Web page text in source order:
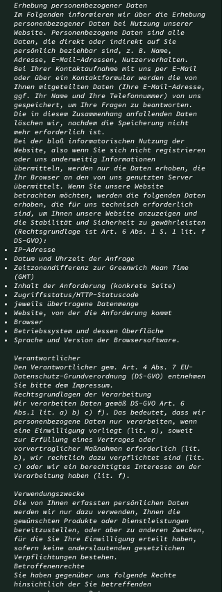
Erhebung personenbezogener Daten
Im Folgenden informieren wir über die Erhebung
personenbezogener Daten bei Nutzung unserer
Website. Personenbezogene Daten sind alle
Daten, die direkt oder indirekt auf Sie
persönlich beziehbar sind, z. B. Name,
Adresse, E-Mail-Adressen, Nutzerverhalten.
Bei Ihrer Kontaktaufnahme mit uns per E-Mail
oder über ein Kontaktformular werden die von
Ihnen mitgeteilten Daten (Ihre E-Mail-Adresse,
ggf. Ihr Name und Ihre Telefonnummer) von uns
gespeichert, um Ihre Fragen zu beantworten.
Die in diesem Zusammenhang anfallenden Daten
löschen wir, nachdem die Speicherung nicht
mehr erforderlich ist.
Bei der bloß informatorischen Nutzung der
Website, also wenn Sie sich nicht registrieren
oder uns anderweitig Informationen
übermitteln, werden nur die Daten erhoben, die
Ihr Browser an den von uns genutzten Server
übermittelt. Wenn Sie unsere Website
betrachten möchten, werden die folgenden Daten
erhoben, die für uns technisch erforderlich
sind, um Ihnen unsere Website anzuzeigen und
die Stabilität und Sicherheit zu gewährleisten
(Rechtsgrundlage ist Art. 6 Abs. 1 S. 1 lit. f
DS-GVO):
IP-Adresse
Datum und Uhrzeit der Anfrage
Zeitzonendifferenz zur Greenwich Mean Time
(GMT)
Inhalt der Anforderung (konkrete Seite)
Zugriffsstatus/HTTP-Statuscode
jeweils übertragene Datenmenge
Website, von der die Anforderung kommt
Browser
Betriebssystem und dessen Oberfläche
Sprache und Version der Browsersoftware.
Verantwortlicher
Den Verantwortlicher gem. Art. 4 Abs. 7 EU-
Datenschutz-Grundverordnung (DS-GVO) entnehmen
Sie bitte dem Impressum.
Rechtsgrundlagen der Verarbeitung
Wir verarbeiten Daten gemäß DS-GVO Art. 6
Abs.1 lit. a) b) c) f). Das bedeutet, dass wir
personenbezogene Daten nur verarbeiten, wenn
eine Einwilligung vorliegt (lit. a), soweit
zur Erfüllung eines Vertrages oder
vorvertraglicher Maßnahmen erforderlich (lit.
b), wir rechtlich dazu verpflichtet sind (lit.
c) oder wir ein berechtigtes Interesse an der
Verarbeitung haben (lit. f).
Verwendungszwecke
Die von Ihnen erfassten persönlichen Daten
werden wir nur dazu verwenden, Ihnen die
gewünschten Produkte oder Dienstleistungen
bereitzustellen, oder aber zu anderen Zwecken,
für die Sie Ihre Einwilligung erteilt haben,
sofern keine anderslautenden gesetzlichen
Verpflichtungen bestehen.
Betroffenenrechte
Sie haben gegenüber uns folgende Rechte
hinsichtlich der Sie betreffenden